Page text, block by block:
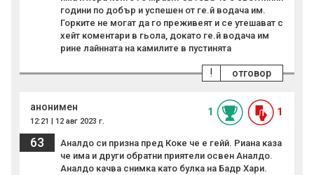
години по добър и успешен от ге.й водача им.
Горките не могат да го преживеят и се утешават с
хейт коментари в гьола, докато ге.й водача им
рине лайнната на камилите в пустинята
отговор
!
анонимен
12:21 | 12 авг 2023 г.
1 1
63
Аналдо си призна пред Коке че е гейй. Риана каза
че има и други обратни приятели освен Аналдо.
Аналдо качва снимка като булка на Бадр Хари.